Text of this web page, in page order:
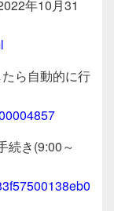
年10月31
ら自動的に行
続き(9:00～